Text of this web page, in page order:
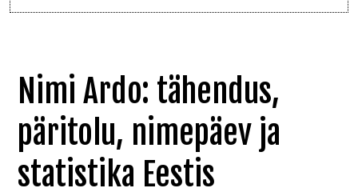
Nimi Ardo: tähendus,
päritolu, nimepäev ja
statistika Eestis